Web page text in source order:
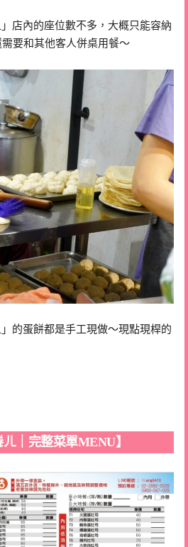
店內的座位數不多，大概只能容納
要和其他客人併桌用餐～
的蛋餅都是手工現做～現點現桿的
｜完整菜單MENU】